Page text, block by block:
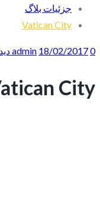
جزئیات بلاگ
Vatican City
admin 18/02/20170 دیدگاه ها
City